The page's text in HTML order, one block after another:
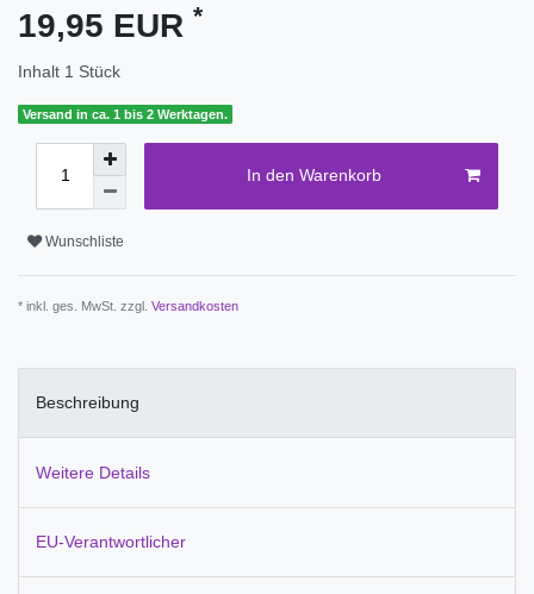
19,95 EUR *
Inhalt 1 Stück
Versand in ca. 1 bis 2 Werktagen.
In den Warenkorb
Wunschliste
* inkl. ges. MwSt. zzgl. Versandkosten
Beschreibung
Weitere Details
EU-Verantwortlicher